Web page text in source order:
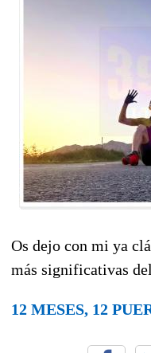
Os dejo con mi ya
más significativas
12 MESES, 12